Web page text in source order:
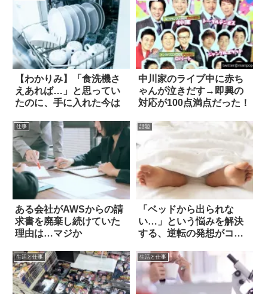
【わかりみ】「食洗機さ
えあれば…」と思ってい
たのに、手に入れた今は
中川家のライブ中に赤ち
ゃんが泣きだす→即興の
対応が100点満点だった！
仕事
ある会社がAWSからの請
求書を廃棄し続けていた
理由は…マジか
話題
「ベッドから出られな
い…」という悩みを解決
する、逆転の発想がコチ
生活と仕事 生活と仕事